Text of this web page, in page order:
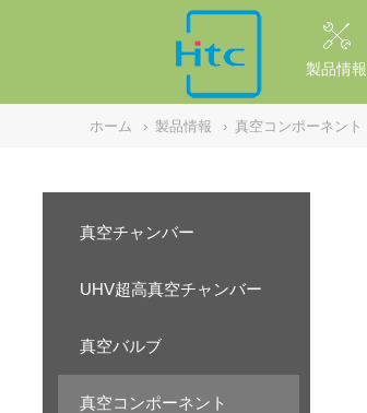
製品情報
ホーム › 製品情報 › 真空コンポーネント
真空チャンバー
UHV超高真空チャンバー
真空バルブ
真空コンポーネント